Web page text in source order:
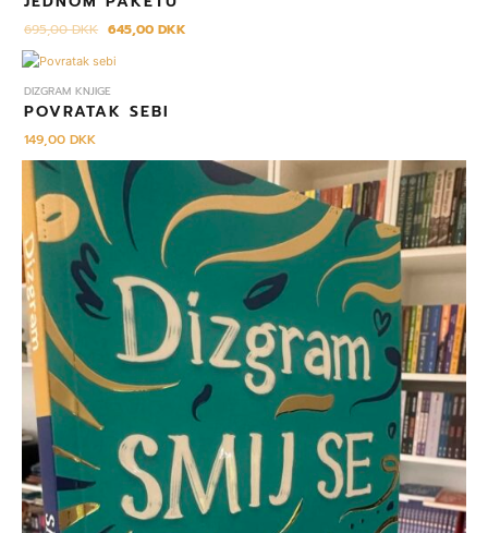
695,00DKK 645,00DKK
DIZGRAM KNJIGE
POVRATAK SEBI
149,00DKK